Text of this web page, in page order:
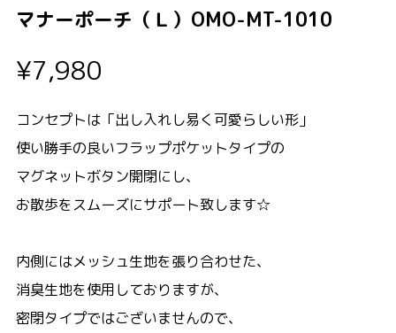
マナーポーチ（Ｌ）OMO-MT-1010
¥7,980
コンセプトは「出し入れし易く可愛らしい形」
使い勝手の良いフラップポケットタイプの
マグネットボタン開閉にし、
お散歩をスムーズにサポート致します☆
内側にはメッシュ生地を張り合わせた、
消臭生地を使用しておりますが、
密閉タイプではございませんので、